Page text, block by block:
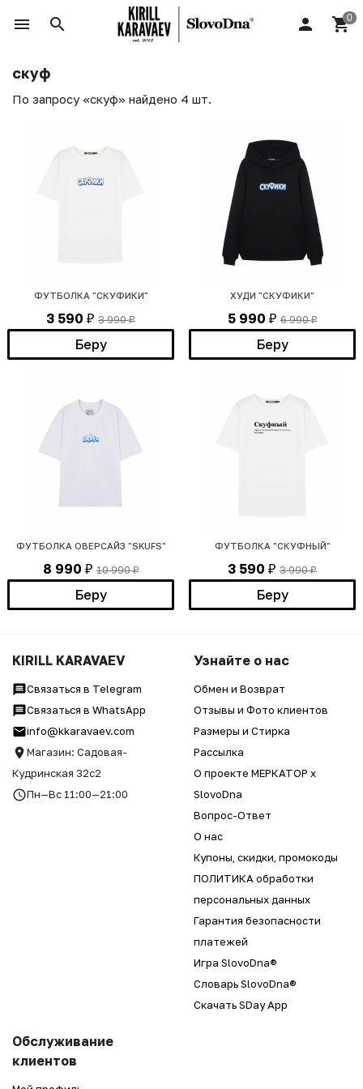
скуф
По запросу «скуф» найдено 4 шт.
ФУТБОЛКА "СКУФИКИ"
3 590 ₽ 3 990₽
Беру
ХУДИ "СКУФИКИ"
5 990 ₽ 6 990₽
Беру
ФУТБОЛКА ОВЕРСАЙЗ "SKUFS"
8 990 ₽ 10 990₽
Беру
ФУТБОЛКА "СКУФНЫЙ"
3 590 ₽ 3 990₽
Беру
KIRILL KARAVAEV
Связаться в Telegram
Связаться в WhatsApp
info@kkaravaev.com
Магазин: Садовая-
Кудринская 32с2
Пн—Вс 11:00—21:00
Узнайте о нас
Обмен и Возврат
Отзывы и Фото клиентов
Размеры и Стирка
Рассылка
О проекте МЕРКАТОР x
SlovoDna
Вопрос-Ответ
О нас
Купоны, скидки, промокоды
ПОЛИТИКА обработки
персональных данных
Гарантия безопасности
платежей
Игра SlovoDna®
Словарь SlovoDna®
Скачать SDay App
Обслуживание
клиентов